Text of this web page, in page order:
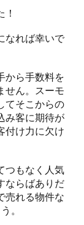
なれば幸いで
から手数料を
せん。スーモ
てそこからの
み客に期待が
付け力に欠け
つもなく人気
ならばありだ
売れる物件な
。